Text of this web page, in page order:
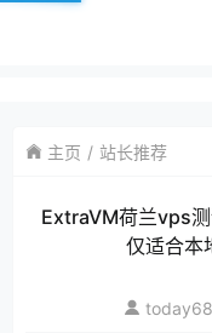
主页 站长推荐
ExtraVM荷兰vps测
仅适合本
today68